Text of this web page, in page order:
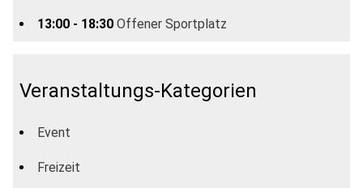
13:00 - 18:30 Offener Sportplatz
Veranstaltungs-Kategorien
Event
Freizeit